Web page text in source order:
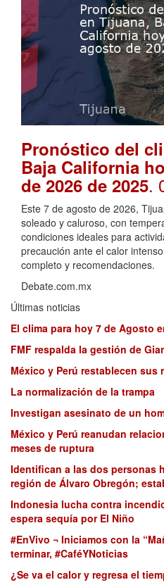
Pronóstico del
Baja California
de 2026 de 2025.
Este 7 de agosto de 2026,
soleado y caluroso, con
condiciones ideales para
precaución ante el calor
completo y recomendaciones.
Debate.com.mx
Últimas noticias
El clima para hoy 7 de Agosto
FMF respalda la gestión de
México y Perú restablecen
La normalización de la trampa
Investigan asesinato de un
México y Perú reanudan
meses de ruptura
Identifican a las dos personas
región de Álvaro Obregón;
Indonesia lucha contra
espera sequía por El Niño
#EnVivo ¬ Iniciamos con la
terminar, #CaféYNoticias
¿Se va el calor y regresa el